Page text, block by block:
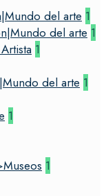
del arte 1
del arte 1
1
del arte 1
1
1